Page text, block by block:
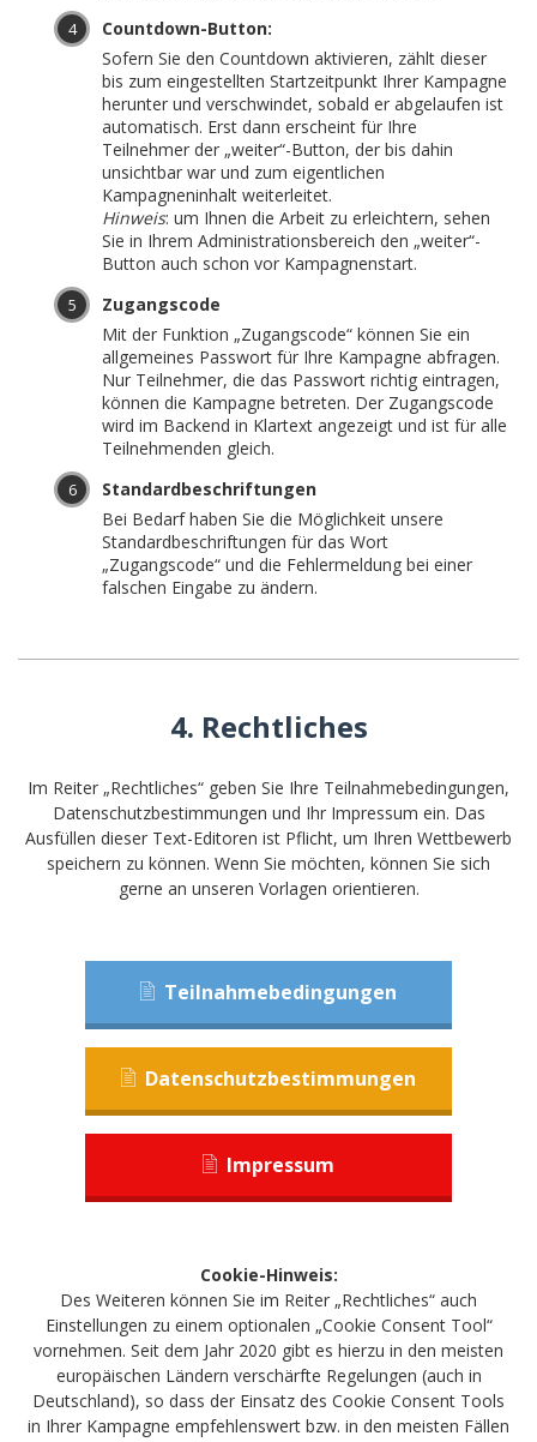
Countdown-Button:
Sofern Sie den Countdown aktivieren, zählt dieser
bis zum eingestellten Startzeitpunkt Ihrer Kampagne
herunter und verschwindet, sobald er abgelaufen ist
automatisch. Erst dann erscheint für Ihre
Teilnehmer der „weiter“-Button, der bis dahin
unsichtbar war und zum eigentlichen
Kampagneninhalt weiterleitet.
Hinweis: um Ihnen die Arbeit zu erleichtern, sehen
Sie in Ihrem Administrationsbereich den „weiter“-
Button auch schon vor Kampagnenstart.
Zugangscode
Mit der Funktion „Zugangscode“ können Sie ein
allgemeines Passwort für Ihre Kampagne abfragen.
Nur Teilnehmer, die das Passwort richtig eintragen,
können die Kampagne betreten. Der Zugangscode
wird im Backend in Klartext angezeigt und ist für alle
Teilnehmenden gleich.
Standardbeschriftungen
Bei Bedarf haben Sie die Möglichkeit unsere
Standardbeschriftungen für das Wort
„Zugangscode“ und die Fehlermeldung bei einer
falschen Eingabe zu ändern.
4. Rechtliches
Im Reiter „Rechtliches“ geben Sie Ihre Teilnahmebedingungen,
Datenschutzbestimmungen und Ihr Impressum ein. Das
Ausfüllen dieser Text-Editoren ist Pflicht, um Ihren Wettbewerb
speichern zu können. Wenn Sie möchten, können Sie sich
gerne an unseren Vorlagen orientieren.
Teilnahmebedingungen
Datenschutzbestimmungen
Impressum
Cookie-Hinweis:
Des Weiteren können Sie im Reiter „Rechtliches“ auch
Einstellungen zu einem optionalen „Cookie Consent Tool“
vornehmen. Seit dem Jahr 2020 gibt es hierzu in den meisten
europäischen Ländern verschärfte Regelungen (auch in
Deutschland), so dass der Einsatz des Cookie Consent Tools
in Ihrer Kampagne empfehlenswert bzw. in den meisten Fällen